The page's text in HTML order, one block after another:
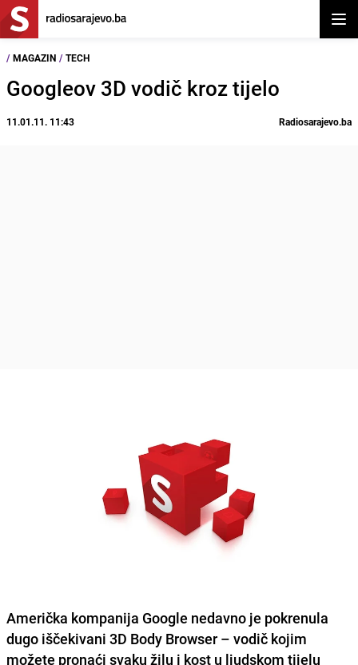
/ MAGAZIN / TECH
Googleov 3D vodič kroz tijelo
11.01.11. 11:43 Radiosarajevo.ba
Američka kompanija Google nedavno je pokrenula
dugo iščekivani 3D Body Browser – vodič kojim
možete pronaći svaku žilu i kost u ljudskom tijelu